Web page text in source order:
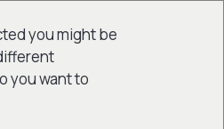
you might be
you want to